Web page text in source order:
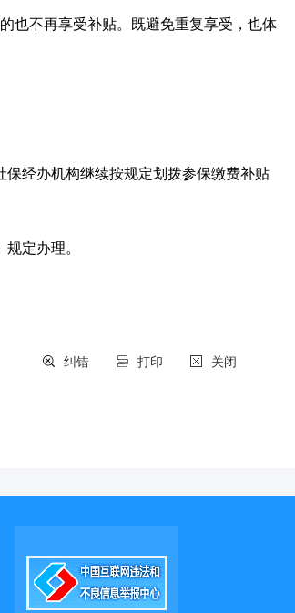
也不再享受补贴。既避免重复享受，也体
保经办机构继续按规定划拨参保缴费补贴
定办理。
关闭
打印
纠错